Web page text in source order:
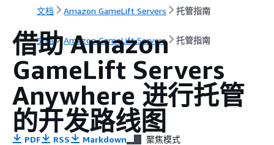
文档 Amazon GameLift Servers 托管指南
文档 Amazon GameLift Servers 托管指南
借助 Amazon
GameLift Servers
Anywhere 进行托管
的开发路线图
PDF RSS Markdown 聚焦模式